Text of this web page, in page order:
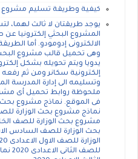
كيفية وطريقة تسليم مشروع
يوجد طريقتان لا ثالث لهما،
المشروع البحثي إلكترونيا
الالكترونى إدومودو. أما
وهى تحميل قالب مشروع البحث
يدويا ويتم تحويله بشكل
وتسليمه الى إدارة المدرسة
ملحوظة روابط تحميل أى